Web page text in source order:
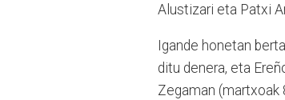
Alustizari eta Patxi
Igande honetan
ditu denera, eta
Zegaman (martxoak